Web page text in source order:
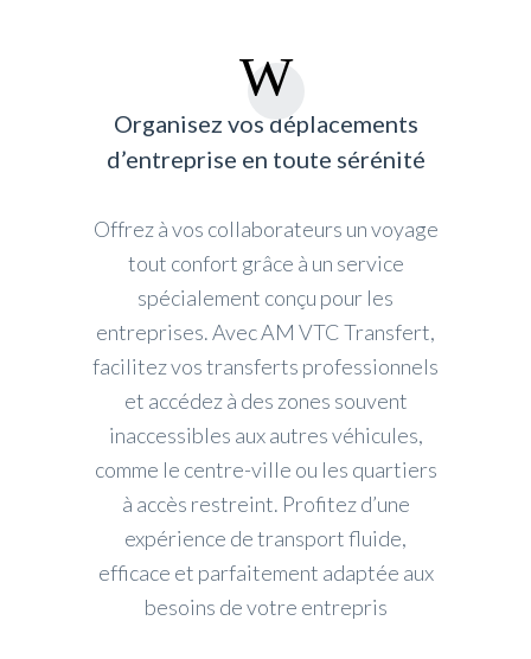
Organisez vos déplacements
d’entreprise en toute sérénité
Offrez à vos collaborateurs un voyage
tout confort grâce à un service
spécialement conçu pour les
entreprises. Avec AM VTC Transfert,
facilitez vos transferts professionnels
et accédez à des zones souvent
inaccessibles aux autres véhicules,
comme le centre-ville ou les quartiers
à accès restreint. Profitez d’une
expérience de transport fluide,
efficace et parfaitement adaptée aux
besoins de votre entrepris